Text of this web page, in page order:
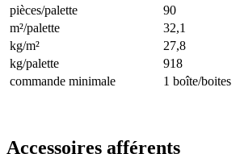
pièces/palette
90
m²/palette
32,1
kg/m²
27,8
kg/palette
918
commande minimale
1 boîte/boites
Accessoires afférents